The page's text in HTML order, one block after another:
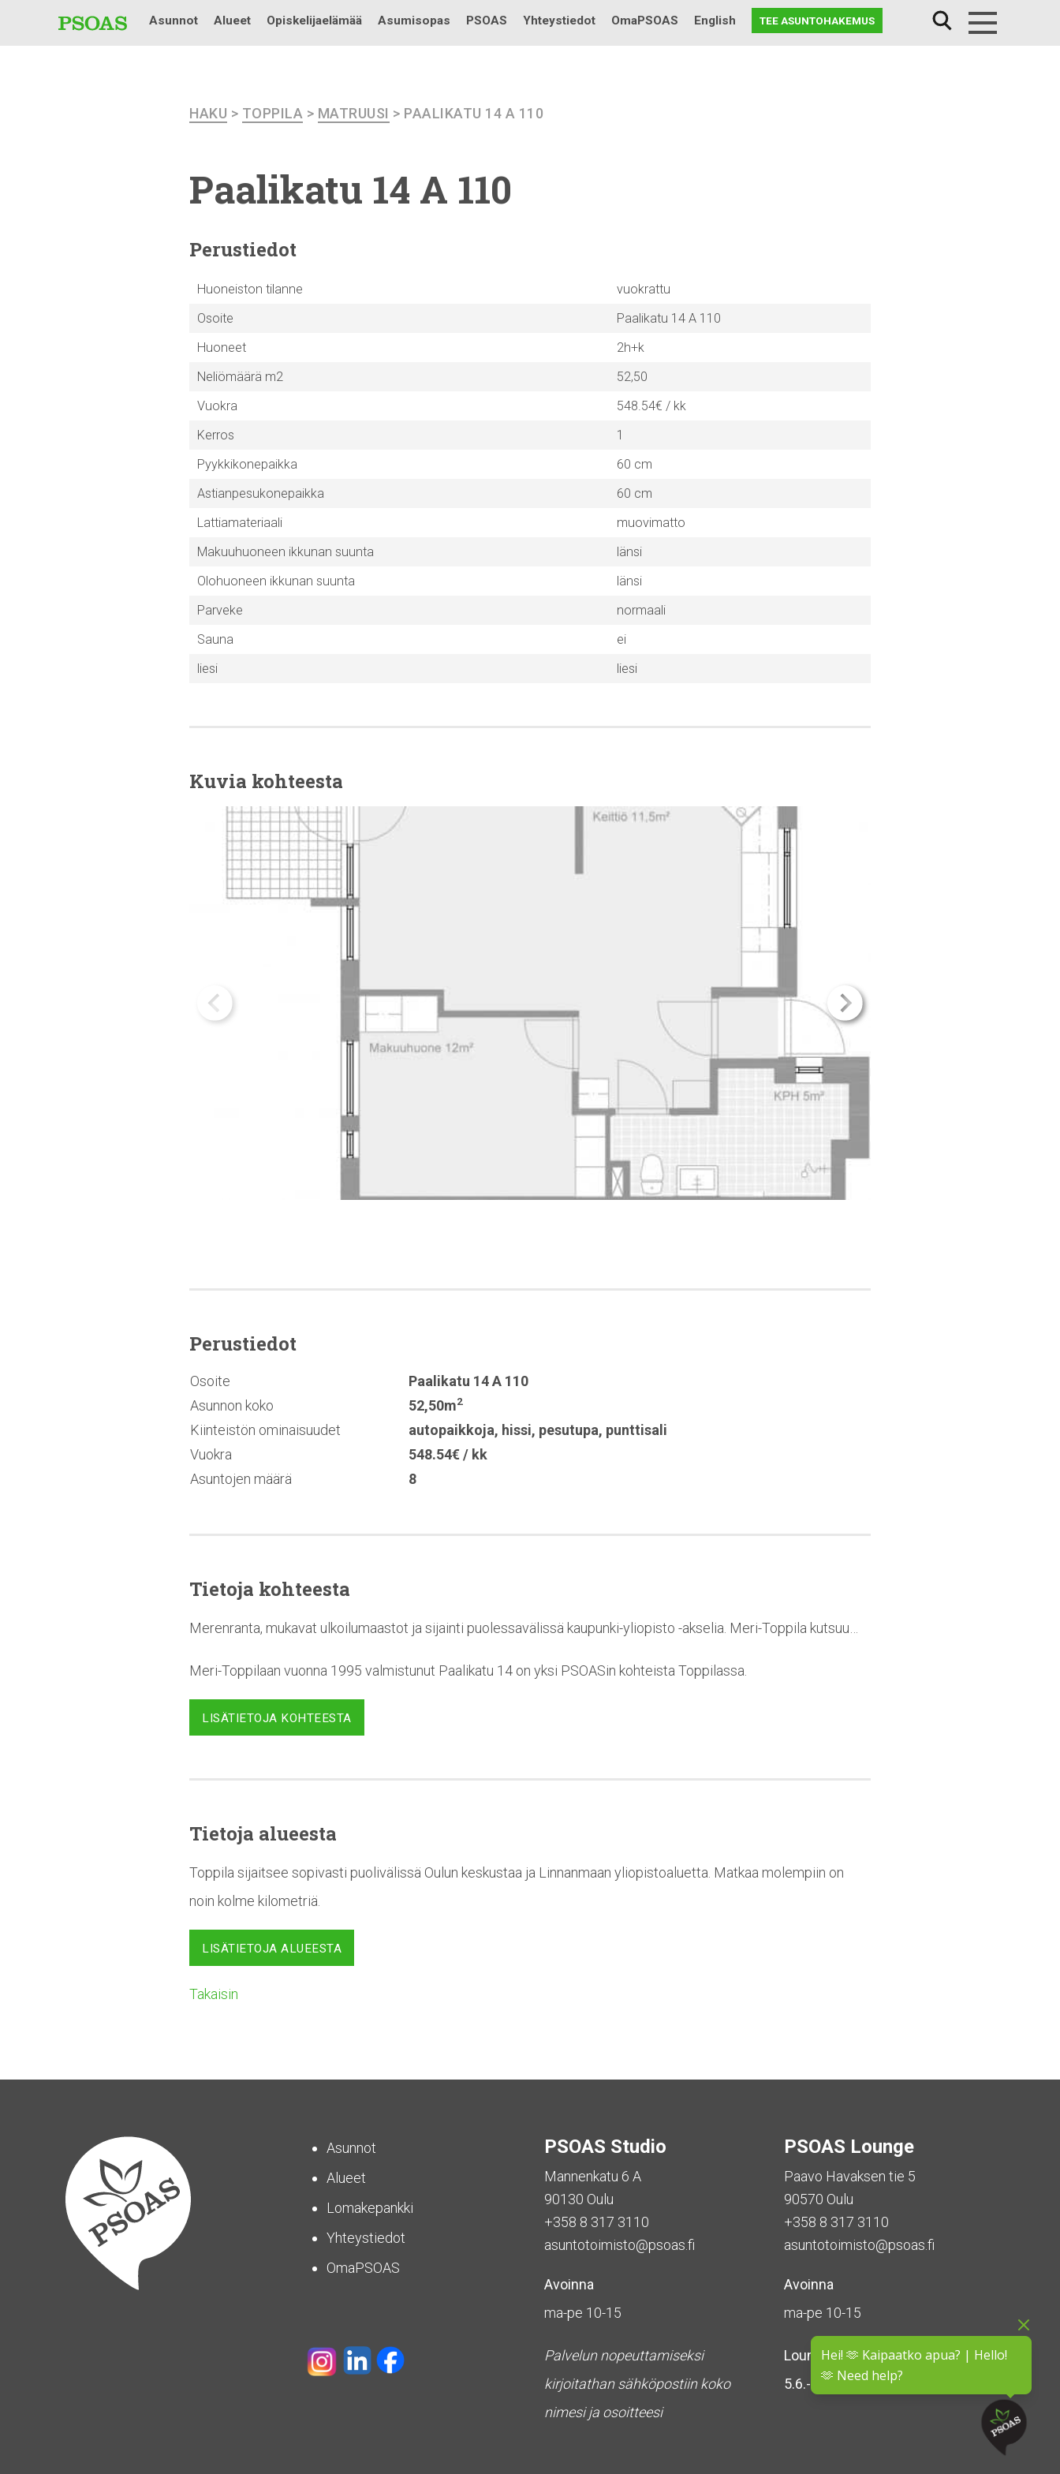
Hei! 🫶 Kaipaatko apua? | Hello!
🫶 Need help?
Testi
Asunnot Alueet Opiskelijaelämää Asumisopas PSOAS Yhteystiedot OmaPSOAS English TEE ASUNTOHAKEMUS
HAKU > TOPPILA > MATRUUSI > PAALIKATU 14 A 110
Paalikatu 14 A 110
Perustiedot
Huoneiston tilanne
vuokrattu
Osoite
Paalikatu 14 A 110
Huoneet
2h+k
Neliömäärä m2
52,50
Vuokra
548.54€ / kk
Kerros
1
Pyykkikonepaikka
60 cm
Astianpesukonepaikka
60 cm
Lattiamateriaali
muovimatto
Makuuhuoneen ikkunan suunta
länsi
Olohuoneen ikkunan suunta
länsi
Parveke
normaali
Sauna
ei
liesi
liesi
Kuvia kohteesta
Perustiedot
Osoite
Paalikatu 14 A 110
Asunnon koko
52,50m2
Kiinteistön ominaisuudet autopaikkoja, hissi, pesutupa, punttisali
Vuokra
548.54€ / kk
Asuntojen määrä
8
Tietoja kohteesta
Merenranta, mukavat ulkoilumaastot ja sijainti puolessavälissä kaupunki-yliopisto -akselia. Meri-Toppila kutsuu…
Meri-Toppilaan vuonna 1995 valmistunut Paalikatu 14 on yksi PSOASin kohteista Toppilassa.
LISÄTIETOJA KOHTEESTA
Tietoja alueesta
Toppila sijaitsee sopivasti puolivälissä Oulun keskustaa ja Linnanmaan yliopistoaluetta. Matkaa molempiin on
noin kolme kilometriä.
LISÄTIETOJA ALUEESTA
Takaisin
Asunnot
Alueet
Lomakepankki
Yhteystiedot
OmaPSOAS
PSOAS Studio
Mannenkatu 6 A
90130 Oulu
+358 8 317 3110
asuntotoimisto@psoas.fi
Avoinna
ma-pe 10-15
Palvelun nopeuttamiseksi
kirjoitathan sähköpostiin koko
nimesi ja osoitteesi
PSOAS Lounge
Paavo Havaksen tie 5
90570 Oulu
+358 8 317 3110
asuntotoimisto@psoas.fi
Avoinna
ma-pe 10-15
Lounge onsuljettu kesän ajan
5.6.-16.8.2026